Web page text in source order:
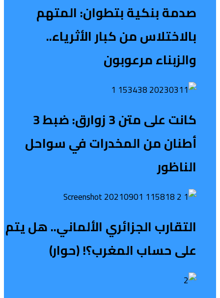
صدمة بنكية بتطوان: المتهم
بالاختلاس من كبار الأثرياء..
والزبناء مرعوبون
كانت على متن 3 زوارق: ضبط 3
أطنان من المخدرات في سواحل
الناظور
التقارب الجزائري الألماني.. هل يتم
على حساب المغرب؟! (حوار)